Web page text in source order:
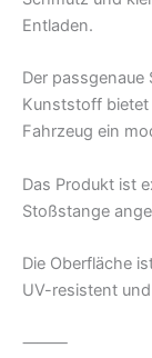
Entladen.
Der
Kunststoff bietet
Fahrzeug ein
Das Produkt ist
Stoßstange
Die Oberfläche
UV-resistent
⸻